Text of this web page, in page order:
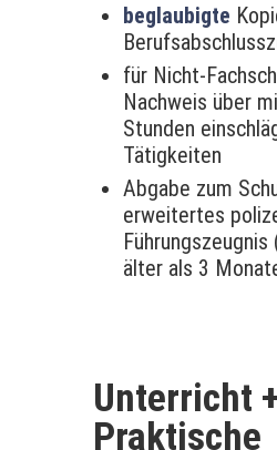
beglaubigte
für Nicht-
Nachweis über
Stunden
Tätigkeiten
Abgabe zum
erweitertes
Führungszeugnis
älter als 3
Unterricht +
Praktische